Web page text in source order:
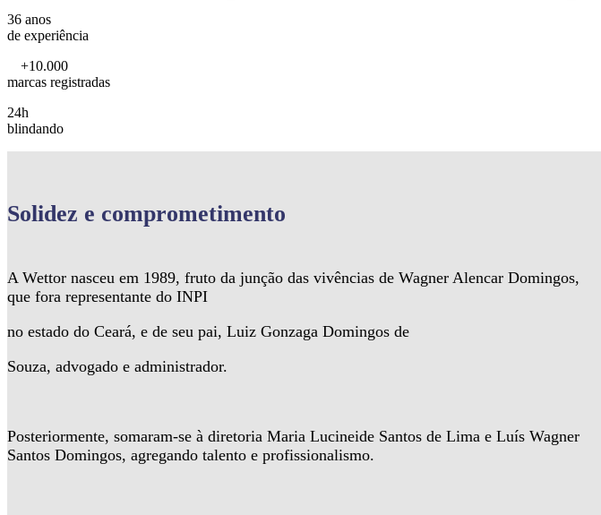
36 anos
de experiência
+10.000
marcas registradas
24h
blindando
Solidez e comprometimento
A Wettor nasceu em 1989, fruto da junção das vivências de Wagner Alencar Domingos,
que fora representante do INPI
no estado do Ceará, e de seu pai, Luiz Gonzaga Domingos de
Souza, advogado e administrador.
Posteriormente, somaram-se à diretoria Maria Lucineide Santos de Lima e Luís Wagner
Santos Domingos, agregando talento e profissionalismo.